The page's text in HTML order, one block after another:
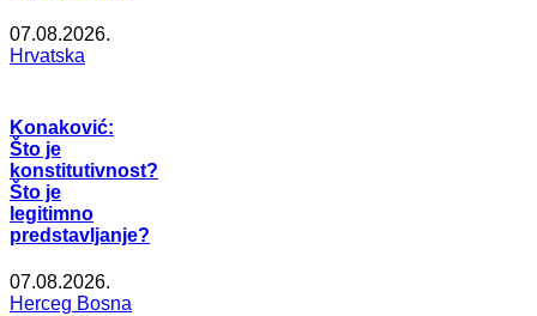
07.08.2026.
Hrvatska
Konaković:
Što je
konstitutivnost?
Što je
legitimno
predstavljanje?
07.08.2026.
Herceg Bosna